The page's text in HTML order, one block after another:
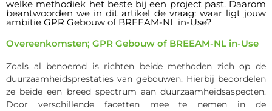
welke methodiek het beste bij een project past. Daarom
beantwoorden we in dit artikel de vraag: waar ligt jouw
ambitie GPR Gebouw of BREEAM-NL in-Use?
Overeenkomsten; GPR Gebouw of BREEAM-NL in-Use
Zoals al benoemd is richten beide methoden zich op de
duurzaamheidsprestaties van gebouwen. Hierbij beoordelen
ze beide een breed spectrum aan duurzaamheidsaspecten.
Door verschillende facetten mee te nemen in de